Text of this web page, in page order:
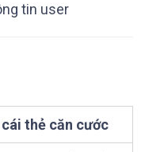
tin user
thẻ căn cước